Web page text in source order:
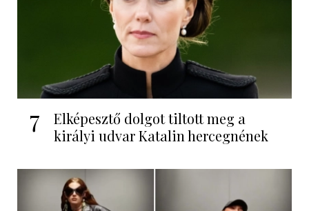
7
Elképesztő dolgot tiltott meg a
királyi udvar Katalin hercegnének